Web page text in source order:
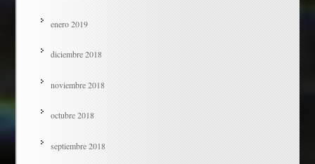
enero 2019
diciembre 2018
noviembre 2018
octubre 2018
septiembre 2018